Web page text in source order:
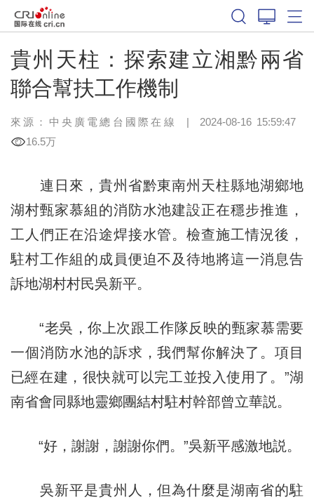
貴州天柱：探索建立湘黔兩省
聯合幫扶工作機制
來源：中央廣電總台國際在線 | 2024-08-16 15:59:47
16.5万
連日來，貴州省黔東南州天柱縣地湖鄉地
湖村甄家慕組的消防水池建設正在穩步推進，
工人們正在沿途焊接水管。檢查施工情況後，
駐村工作組的成員便迫不及待地將這一消息告
訴地湖村村民吳新平。
“老吳，你上次跟工作隊反映的甄家慕需要
一個消防水池的訴求，我們幫你解決了。項目
已經在建，很快就可以完工並投入使用了。”湖
南省會同縣地靈鄉團結村駐村幹部曾立華説。
“好，謝謝，謝謝你們。”吳新平感激地説。
吳新平是貴州人，但為什麼是湖南省的駐